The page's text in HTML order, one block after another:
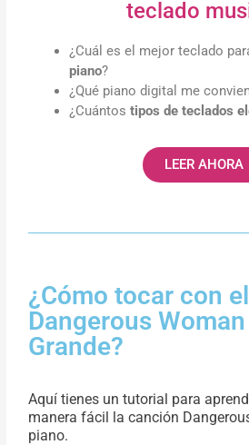
teclado
¿Cuál es el mejor teclado
piano?
¿Qué piano digital me
¿Cuántostipos de teclados
LEER AHORA
¿Cómo tocar con
Dangerous
Grande?
Aquí tienes un tutorial para
manera fácil la canción
piano.